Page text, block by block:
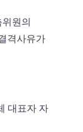
원의
격사유가
대표자 자